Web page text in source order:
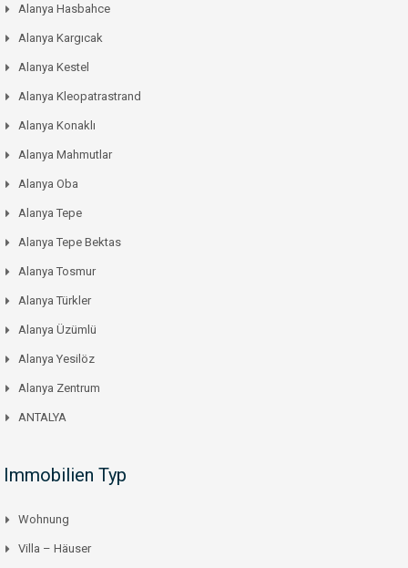
Alanya Hasbahce
Alanya Kargıcak
Alanya Kestel
Alanya Kleopatrastrand
Alanya Konaklı
Alanya Mahmutlar
Alanya Oba
Alanya Tepe
Alanya Tepe Bektas
Alanya Tosmur
Alanya Türkler
Alanya Üzümlü
Alanya Yesilöz
Alanya Zentrum
ANTALYA
Immobilien Typ
Wohnung
Villa – Häuser